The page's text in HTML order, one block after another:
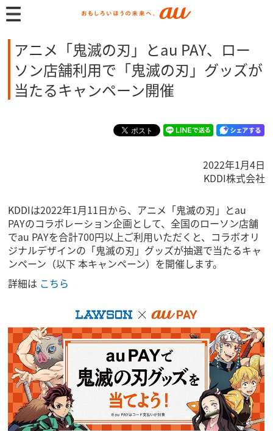
アニメ「鬼滅の刃」とau PAY、ロー
ソン店舗利用で「鬼滅の刃」グッズが
当たるキャンペーン開催
2022年1月4日
KDDI株式会社
KDDIは2022年1月11日から、アニメ「鬼滅の刃」とau
PAYのコラボレーション企画として、全国のローソン店舗
でau PAYを合計700円以上ご利用いただくと、コラボオリ
ジナルデザインの「鬼滅の刃」グッズが抽選で当たるキャ
ンペーン（以下 本キャンペーン）を開催します。
詳細は こちら